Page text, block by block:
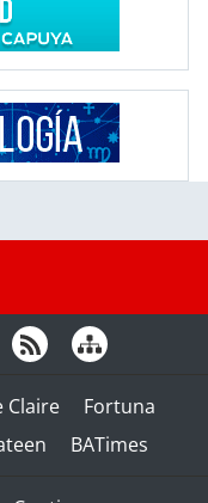
Claire
Fortuna
BATimes